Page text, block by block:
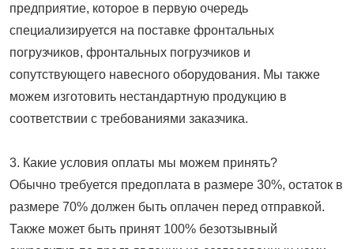
предприятие, которое в первую очередь
специализируется на поставке фронтальных
погрузчиков, фронтальных погрузчиков и
сопутствующего навесного оборудования. Мы также
можем изготовить нестандартную продукцию в
соответствии с требованиями заказчика.
3. Какие условия оплаты мы можем принять?
Обычно требуется предоплата в размере 30%, остаток в
размере 70% должен быть оплачен перед отправкой.
Также может быть принят 100% безотзывный